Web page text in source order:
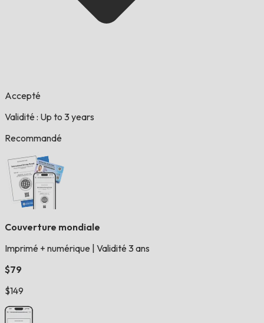
Accepté
Validité : Up to 3 years
Recommandé
Couverture mondiale
Imprimé + numérique Validité 3 ans
$79
$149